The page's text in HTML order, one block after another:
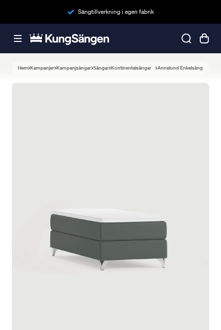
Sängtillverkning i egen fabrik
Hem Kampanjer Kampanjsängar Sängar Kontinentalsängar Annelund Enkelsäng